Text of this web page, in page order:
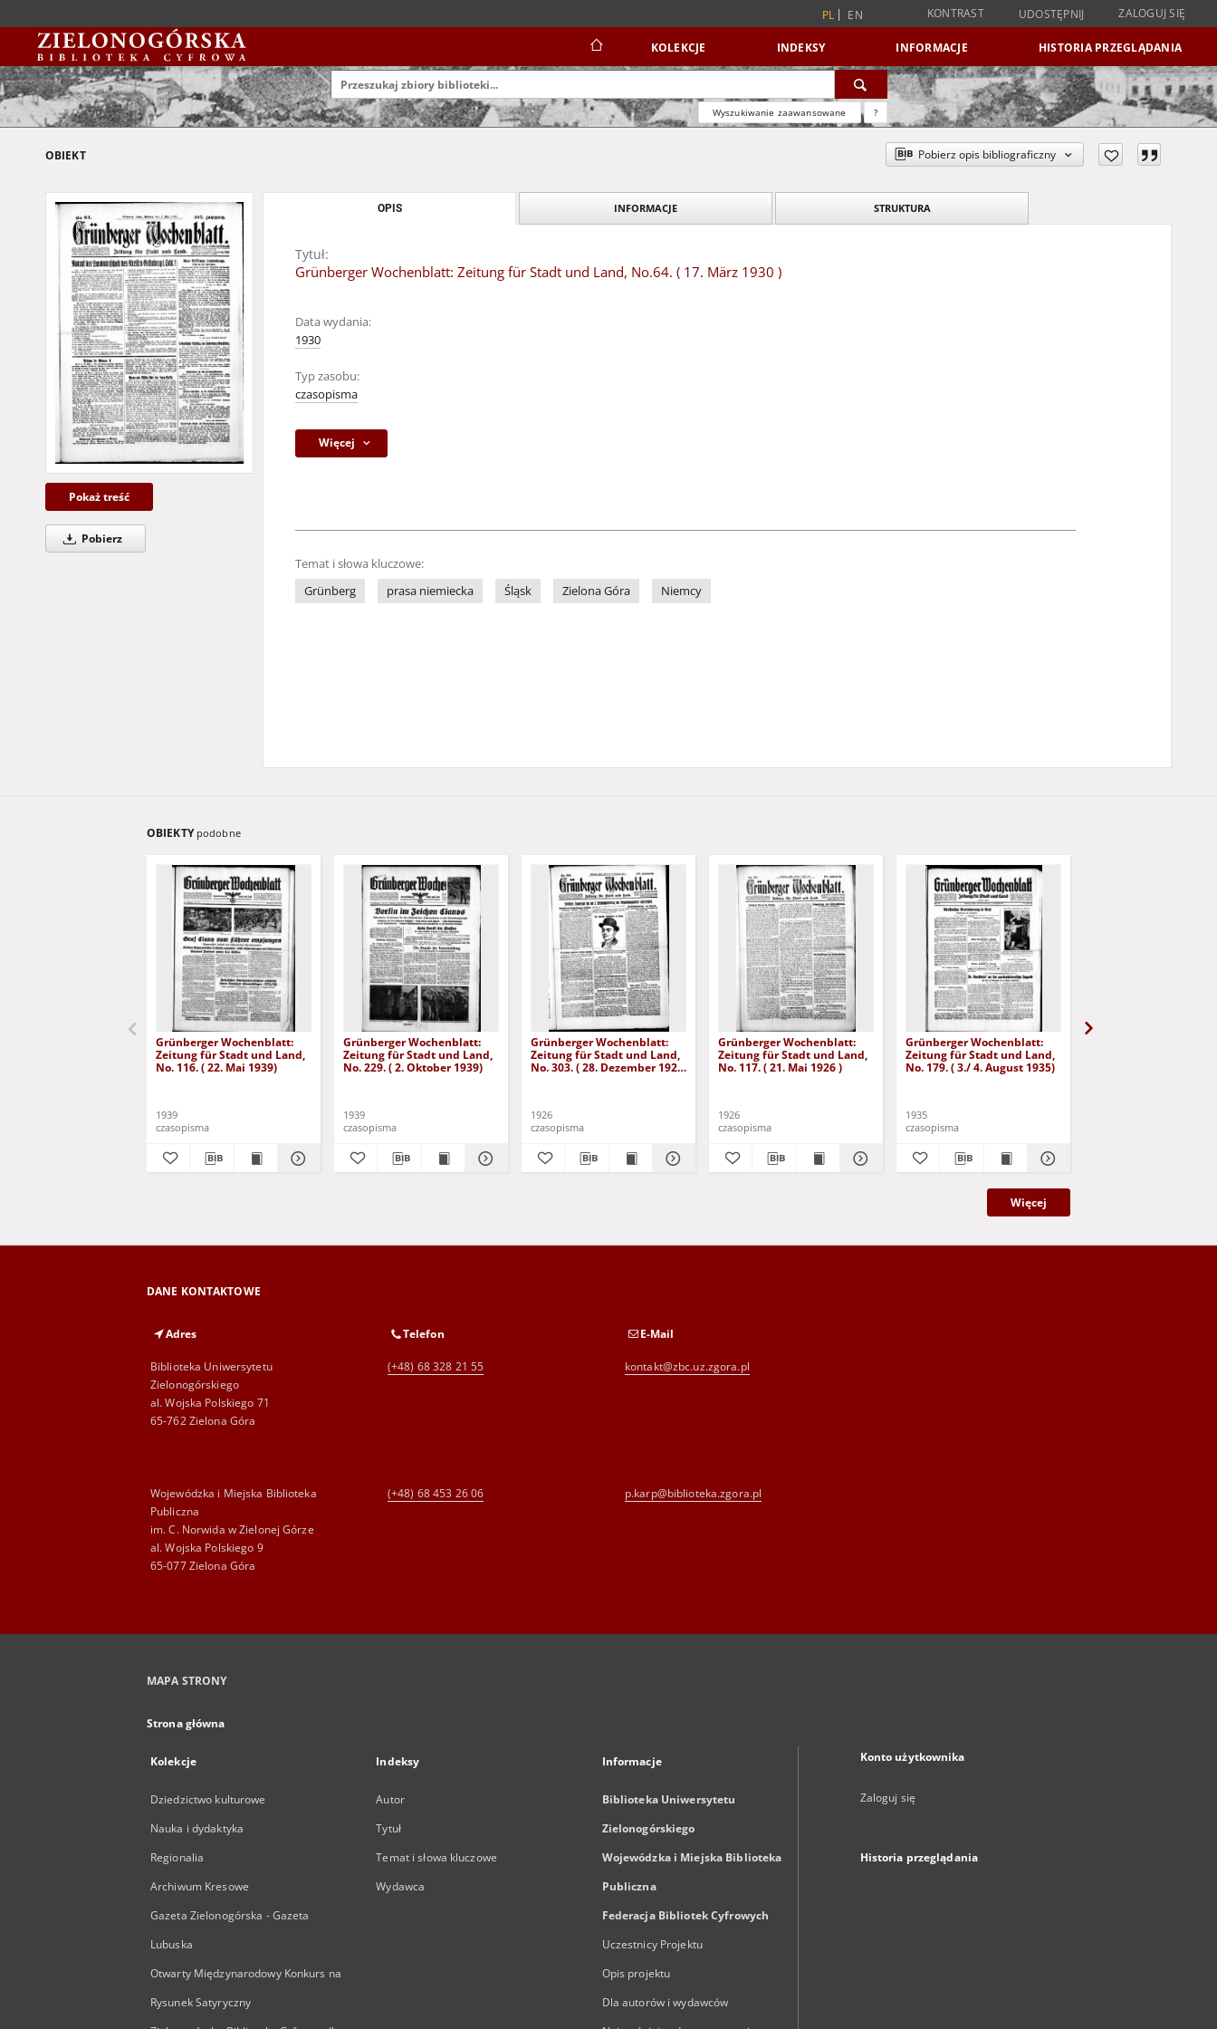
PL EN KONTRAST UDOSTĘPNIJ ZALOGUJ SIĘ
KOLEKCJE INDEKSY INFORMACJE HISTORIA PRZEGLĄDANIA
Wyszukiwanie zaawansowane ?
OBIEKT Pobierz opis bibliograficzny
Pokaż treść
Pobierz
OPIS INFORMACJE STRUKTURA
Tytuł:
Grünberger Wochenblatt: Zeitung für Stadt und Land, No.64. ( 17. März 1930 )
Data wydania:
1930
Typ zasobu:
czasopisma
Więcej
Temat i słowa kluczowe:
Grünberg
prasa niemiecka Śląsk Zielona Góra Niemcy
OBIEKTY podobne
Grünberger Wochenblatt:
Zeitung für Stadt und Land,
No. 116. ( 22. Mai 1939)
1939
czasopisma
Grünberger Wochenblatt:
Zeitung für Stadt und Land,
No. 229. ( 2. Oktober 1939)
1939
czasopisma
Grünberger Wochenblatt:
Zeitung für Stadt und Land,
No. 303. ( 28. Dezember 1926
1926
czasopisma
Grünberger Wochenblatt:
Zeitung für Stadt und Land,
No. 117. ( 21. Mai 1926 )
1926
czasopisma
Grünberger Wochenblatt:
Zeitung für Stadt und Land,
No. 179. ( 3./ 4. August 1935)
1935
czasopisma
Więcej
DANE KONTAKTOWE
Adres
Biblioteka Uniwersytetu
Zielonogórskiego
al. Wojska Polskiego 71
65-762 Zielona Góra
Telefon
(+48) 68 328 21 55
E-Mail
kontakt@zbc.uz.zgora.pl
Wojewódzka i Miejska Biblioteka
Publiczna
im. C. Norwida w Zielonej Górze
al. Wojska Polskiego 9
65-077 Zielona Góra
(+48) 68 453 26 06 p.karp@biblioteka.zgora.pl
MAPA STRONY
Strona główna
Kolekcje
Dziedzictwo kulturowe
Nauka i dydaktyka
Regionalia
Archiwum Kresowe
Gazeta Zielonogórska - Gazeta
Lubuska
Otwarty Międzynarodowy Konkurs na
Rysunek Satyryczny
Indeksy
Autor
Tytuł
Temat i słowa kluczowe
Wydawca
Informacje
Biblioteka Uniwersytetu
Zielonogórskiego
Wojewódzka i Miejska Biblioteka
Publiczna
Federacja Bibliotek Cyfrowych
Uczestnicy Projektu
Opis projektu
Dla autorów i wydawców
Konto użytkownika
Zaloguj się
Historia przeglądania